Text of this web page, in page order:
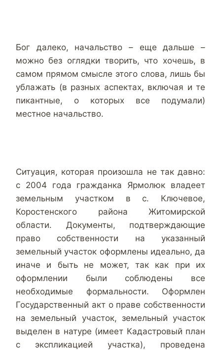
Бог далеко, начальство – еще дальше –
можно без оглядки творить, что хочешь, в
самом прямом смысле этого слова, лишь бы
ублажать (в разных аспектах, включая и те
пикантные, о которых все подумали)
местное начальство.
Ситуация, которая произошла не так давно:
с 2004 года гражданка Ярмолюк владеет
земельным участком в с. Ключевое,
Коростенского района Житомирской
области. Документы, подтверждающие
право собственности на указанный
земельный участок оформлены идеально, да
иначе и быть не может, так как при их
оформлении были соблюдены все
необходимые формальности. Оформлен
Государственный акт о праве собственности
на земельный участок, земельный участок
выделен в натуре (имеет Кадастровый план
с экспликацией участка), проведена